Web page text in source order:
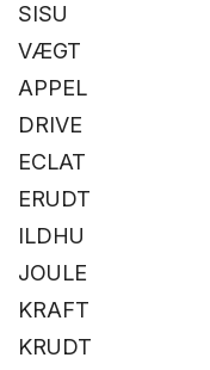
SISU
VÆGT
APPEL
DRIVE
ECLAT
ERUDT
ILDHU
JOULE
KRAFT
KRUDT